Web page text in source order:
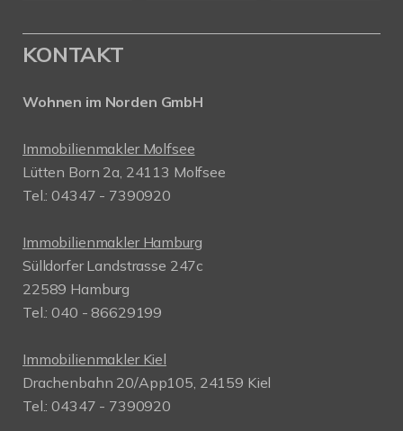
KONTAKT
Wohnen im Norden GmbH
Immobilienmakler Molfsee
Lütten Born 2a, 24113 Molfsee
Tel.: 04347 - 7390920
Immobilienmakler Hamburg
Sülldorfer Landstrasse 247c
22589 Hamburg
Tel.: 040 - 86629199
Immobilienmakler Kiel
Drachenbahn 20/App105, 24159 Kiel
Tel.: 04347 - 7390920